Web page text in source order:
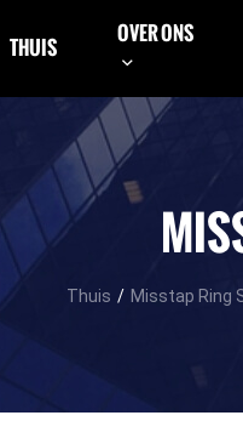
THUIS OVER ONS
Thuis / Misstap Ring